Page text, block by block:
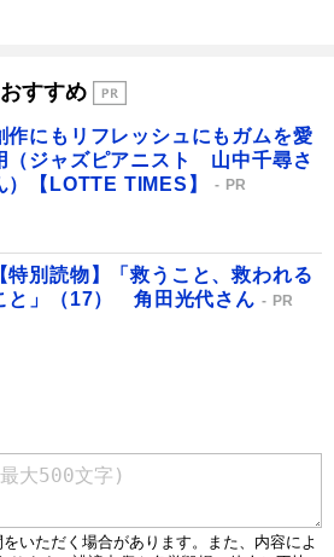
おすすめ
作にもリフレッシュにもガムを愛
（ジャズピアニスト 山中千尋さ
）【LOTTE TIMES】
PR
【特別読物】「救うこと、救われる
と」（17） 角田光代さん
PR